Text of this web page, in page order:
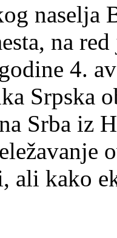
naselja
na
4.
Srpska
Srba iz
ali kako